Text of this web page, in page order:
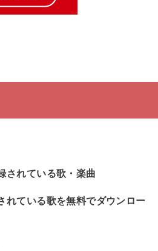
されている歌・楽曲
れている歌を無料でダウンロー